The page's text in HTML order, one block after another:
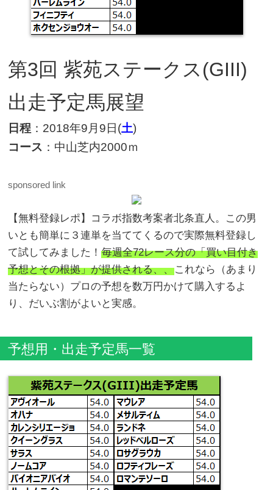
第3回 紫苑ステークス(GIII)
出走予定馬展望
日程 ：2018年9月9日(土)
コース ：中山芝内2000ｍ
sponsored link
【無料登録レポ】コラボ指数考案者北条直人。この男
いとも簡単に３連単を当ててくるので実際無料登録し
て試してみました！毎週全72レース分の「買い目付き
予想とその根拠」が提供される、、これなら（あまり
当たらない）プロの予想を数万円かけて購入するよ
り、だいぶ割がよいと実感。
予想用・出走予定馬一覧